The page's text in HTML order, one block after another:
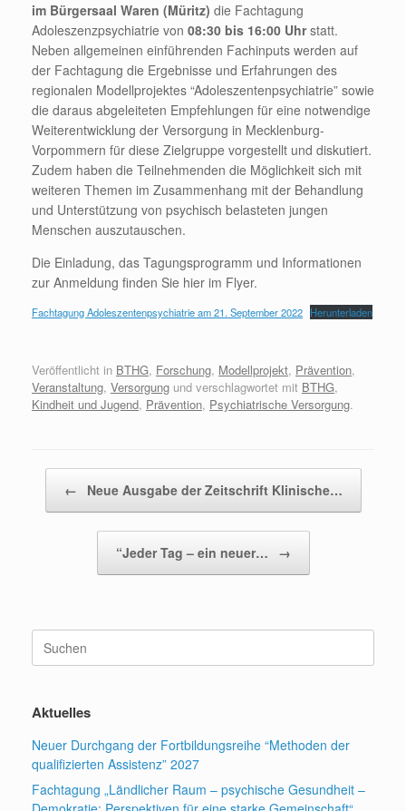
im Bürgersaal Waren (Müritz) die Fachtagung
Adoleszenzpsychiatrie von 08:30 bis 16:00 Uhrstatt.
Neben allgemeinen einführenden Fachinputs werden auf
der Fachtagung die Ergebnisse und Erfahrungen des
regionalen Modellprojektes “Adoleszentenpsychiatrie” sowie
die daraus abgeleiteten Empfehlungen für eine notwendige
Weiterentwicklung der Versorgung in Mecklenburg-
Vorpommern für diese Zielgruppe vorgestellt und diskutiert.
Zudem haben die Teilnehmenden die Möglichkeit sich mit
weiteren Themen im Zusammenhang mit der Behandlung
und Unterstützung von psychisch belasteten jungen
Menschen auszutauschen.
Die Einladung, das Tagungsprogramm und Informationen
zur Anmeldung finden Sie hier im Flyer.
Fachtagung Adoleszentenpsychiatrie am 21. September 2022 Herunterladen
Veröffentlicht in BTHG, Forschung, Modellprojekt, Prävention,
Veranstaltung, Versorgung und verschlagwortet mit BTHG,
Kindheit und Jugend, Prävention, Psychiatrische Versorgung.
← Neue Ausgabe der Zeitschrift Klinische…
“Jeder Tag – ein neuer… →
Suchen
nach:
Aktuelles
Neuer Durchgang der Fortbildungsreihe “Methoden der
qualifizierten Assistenz” 2027
Fachtagung „Ländlicher Raum – psychische Gesundheit –